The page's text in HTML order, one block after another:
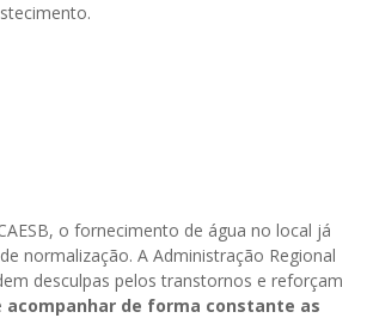
o fornecimento de água no local já
normalização. A Administração Regional
desculpas pelos transtornos e reforçam
acompanhar de forma constante as